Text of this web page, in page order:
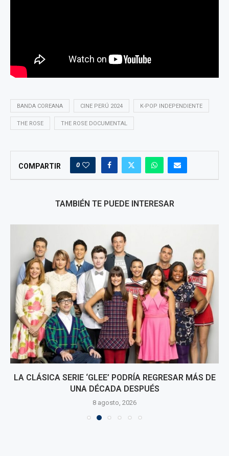
BANDA COREANA CINE PERÚ 2024 K-POP INDEPENDIENTE
THE ROSE THE ROSE DOCUMENTAL
COMPARTIR 0
TAMBIÉN TE PUEDE INTERESAR
LA CLÁSICA SERIE ‘GLEE’ PODRÍA REGRESAR MÁS DE
UNA DÉCADA DESPUÉS
8 agosto, 2026